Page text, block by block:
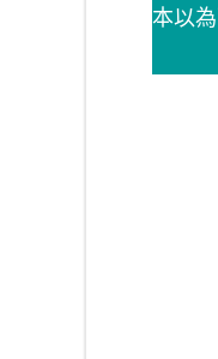
本以